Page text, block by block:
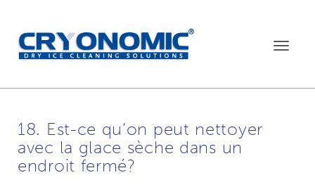
Toggle
18. Est-ce qu’on peut nettoyer
avec la glace sèche dans un
endroit fermé?